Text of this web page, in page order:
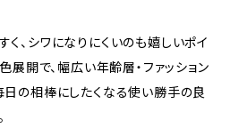
、シワになりにくいのも嬉しいポイ
展開で、幅広い年齢層・ファッション
日の相棒にしたくなる使い勝手の良